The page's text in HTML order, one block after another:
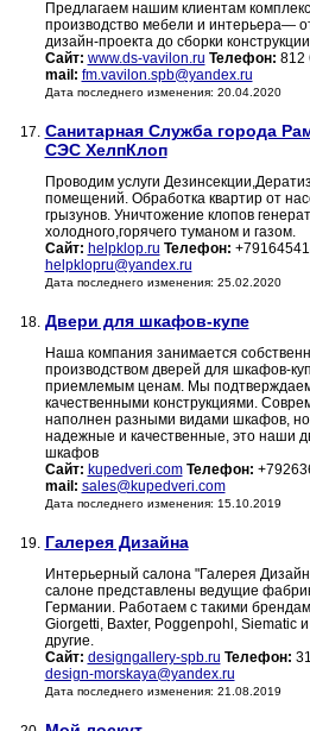
Предлагаем нашим клиентам
производство мебели и интерьера—
дизайн-проекта до сборки
Сайт: www.ds-vavilon.ru Телефон: 812
mail: fm.vavilon.spb@yandex.ru
Дата последнего изменения: 20.04.2020
17. Санитарная Служба города
СЭС ХелпКлоп
Проводим услуги
помещений. Обработка квартир от
грызунов. Уничтожение клопов
холодного,горячего туманом и газом.
Сайт: helpklop.ru Телефон:
helpklopru@yandex.ru
Дата последнего изменения: 25.02.2020
18. Двери для шкафов-купе
Наша компания занимается
производством дверей для шкафов-
приемлемым ценам. Мы
качественными конструкциями.
наполнен разными видами шкафов,
надежные и качественные, это наши
шкафов
Сайт: kupedveri.com Телефон:
mail: sales@kupedveri.com
Дата последнего изменения: 15.10.2019
19. Галерея Дизайна
Интерьерный салона "Галерея
салоне представлены ведущие
Германии. Работаем с такими
Giorgetti, Baxter, Poggenpohl, Siematic
другие.
Сайт: designgallery-spb.ru Телефон:
design-morskaya@yandex.ru
Дата последнего изменения: 21.08.2019